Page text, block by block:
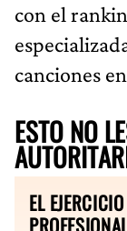
con el
canciones
ESTO NO
EL